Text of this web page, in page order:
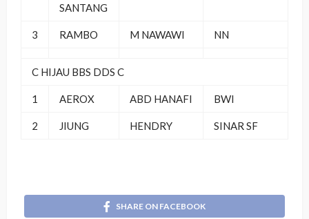
SANTANG
3 RAMBO M NAWAWI NN
C HIJAU BBS DDS C
1 AEROX ABD HANAFI BWI
2 JIUNG HENDRY SINAR SF
SHARE ON FACEBOOK